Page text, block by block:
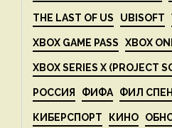
THE LAST OF US UBISOFT
XBOX GAME PASS XBOX
XBOX SERIES X (PROJECT
РОССИЯ ФИФА ФИЛ
КИБЕРСПОРТ КИНО